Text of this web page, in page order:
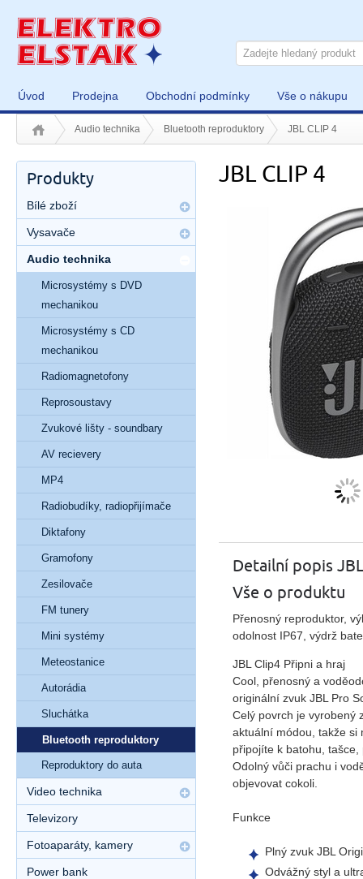
Úvod Prodejna Obchodní podmínky Vše o nákupu
Audio technika Bluetooth reproduktory JBL CLIP 4
JBL CLIP 4
Detailní popis
Vše o produktu
Přenosný reproduktor,
odolnost IP67, výdrž
JBL Clip4 Připni a hraj
Cool, přenosný a
originální zvuk JBL Pro
Celý povrch je vyrobený
aktuální módou, takže si
připojíte k batohu,
Odolný vůči prachu i
objevovat cokoli.
Funkce
Plný zvuk JBL
Odvážný styl a
Produkty
Bílé zboží
Vysavače
Audio technika
Microsystémy s DVD
mechanikou
Microsystémy s CD
mechanikou
Radiomagnetofony
Reprosoustavy
Zvukové lišty - soundbary
AV recievery
MP4
Radiobudíky, radiopřijímače
Diktafony
Gramofony
Zesilovače
FM tunery
Mini systémy
Meteostanice
Autorádia
Sluchátka
Bluetooth reproduktory
Reproduktory do auta
Video technika
Televizory
Fotoaparáty, kamery
Power bank